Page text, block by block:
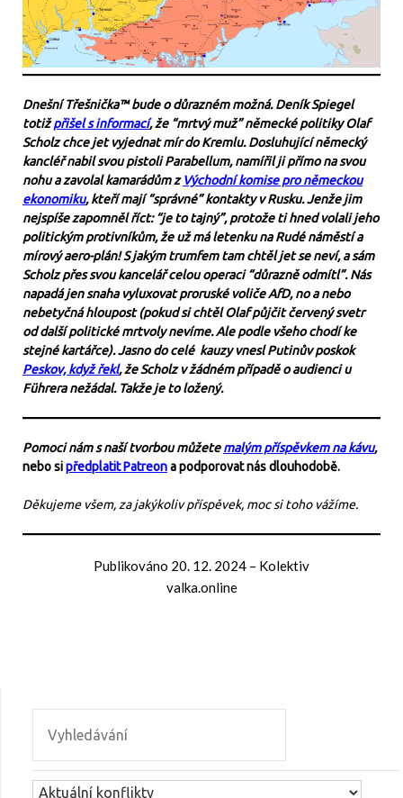
Dnešní Třešnička™ bude o důrazném možná. Deník Spiegel
totižpřišel s informací, že “mrtvý muž” německé politiky Olaf
Scholz chce jet vyjednat mír do Kremlu. Dosluhující německý
kancléř nabil svou pistoli Parabellum, namířil ji přímo na svou
nohu a zavolal kamarádům zVýchodní komise pro německou
ekonomiku, kteří mají “správné” kontakty v Rusku. Jenže jim
nejspíše zapomněl říct: “je to tajný”, protože ti hned volali jeho
politickým protivníkům, že už má letenku na Rudé náměstí a
mírový aero-plán! S jakým trumfem tam chtěl jet se neví, a sám
Scholz přes svou kancelář celou operaci “důrazně odmítl”. Nás
napadá jen snaha vyluxovat proruské voliče AfD, no a nebo
nebetyčná hloupost (pokud si chtěl Olaf půjčit červený svetr
od další politické mrtvoly nevíme. Ale podle všeho chodí ke
stejné kartářce). Jasno do celé kauzy vnesl Putinův poskok
Peskov, když řekl, že Scholz v žádném případě o audienci u
Führera nežádal. Takže je to ložený.
Pomoci nám s naší tvorbou můžetemalým příspěvkem na kávu,
nebo sipředplatit Patreona podporovat nás dlouhodobě.
Děkujeme všem, za jakýkoliv příspěvek, moc si toho vážíme.
Publikováno 20. 12. 2024 – Kolektiv
valka.online